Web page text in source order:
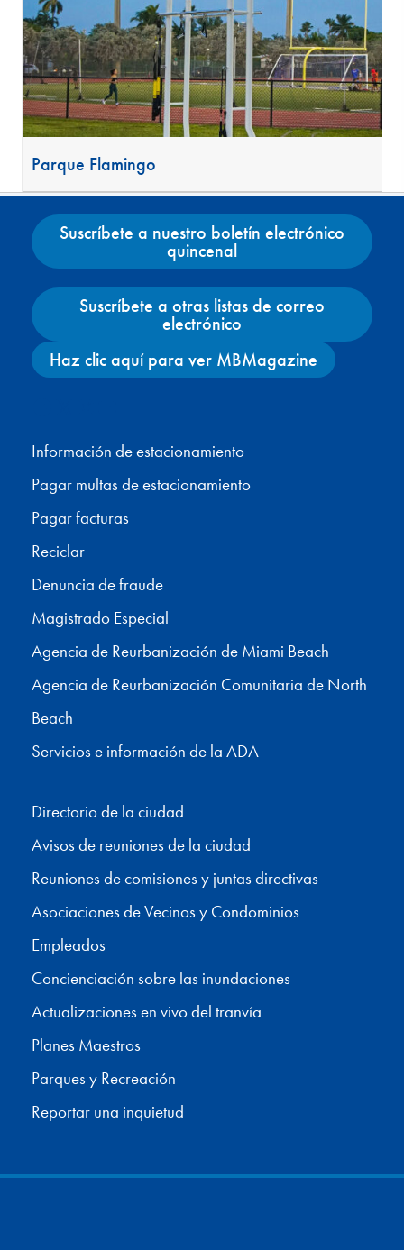
Parque Flamingo
Suscríbete a nuestro boletín electrónico
quincenal
Suscríbete a otras listas de correo
electrónico
Haz clic aquí para ver MBMagazine
Información de estacionamiento
Pagar multas de estacionamiento
Pagar facturas
Reciclar
Denuncia de fraude
Magistrado Especial
Agencia de Reurbanización de Miami Beach
Agencia de Reurbanización Comunitaria de North
Beach
Servicios e información de la ADA
Directorio de la ciudad
Avisos de reuniones de la ciudad
Reuniones de comisiones y juntas directivas
Asociaciones de Vecinos y Condominios
Empleados
Concienciación sobre las inundaciones
Actualizaciones en vivo del tranvía
Planes Maestros
Parques y Recreación
Reportar una inquietud